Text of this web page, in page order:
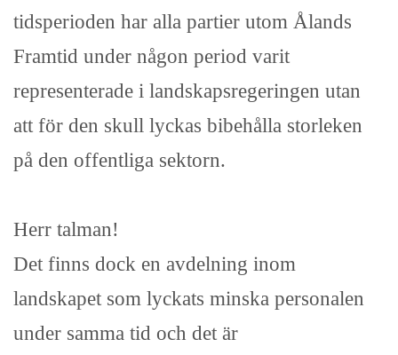
tidsperioden har alla partier utom Ålands
Framtid under någon period varit
representerade i landskapsregeringen utan
att för den skull lyckas bibehålla storleken
på den offentliga sektorn.
Herr talman!
Det finns dock en avdelning inom
landskapet som lyckats minska personalen
under samma tid och det är